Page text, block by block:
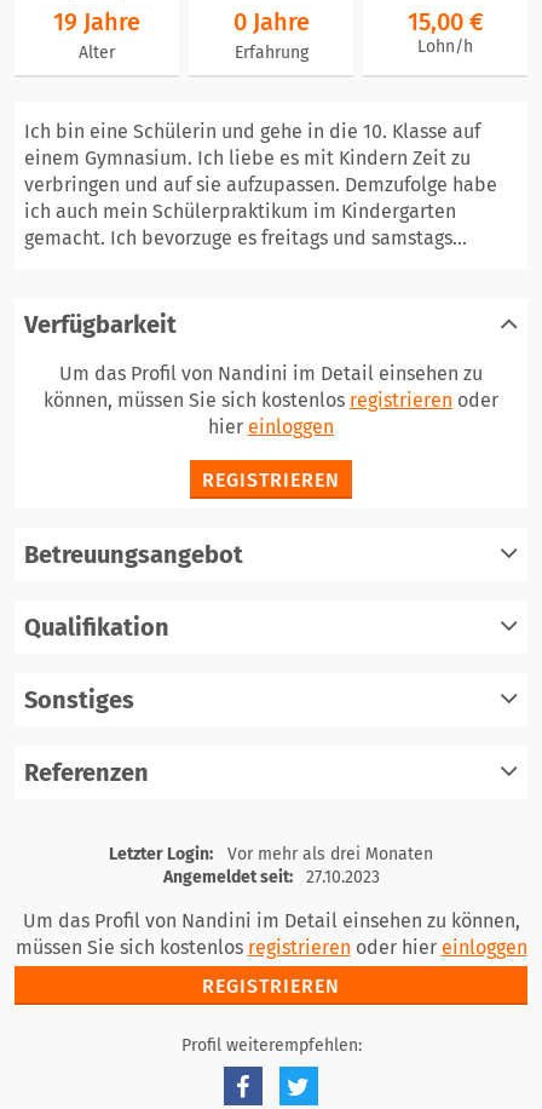
19 Jahre
Alter
0 Jahre
Erfahrung
15,00 €
Lohn/h
Ich bin eine Schülerin und gehe in die 10. Klasse auf
einem Gymnasium. Ich liebe es mit Kindern Zeit zu
verbringen und auf sie aufzupassen. Demzufolge habe
ich auch mein Schülerpraktikum im Kindergarten
gemacht. Ich bevorzuge es freitags und samstags...
Verfügbarkeit
Um das Profil von Nandini im Detail einsehen zu
können, müssen Sie sich kostenlos registrieren oder
hier einloggen
REGISTRIEREN
Betreuungsangebot
Qualifikation
Sonstiges
Referenzen
registrieren
einloggen
Letzter Login:
Vor mehr als drei Monaten
Angemeldet seit:
27.10.2023
Um das Profil von Nandini im Detail einsehen zu können,
müssen Sie sich kostenlos registrieren oder hier einloggen
REGISTRIEREN
Profil weiterempfehlen: